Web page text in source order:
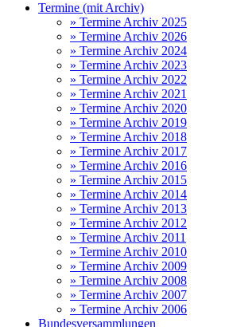
Termine (mit Archiv)
» Termine Archiv 2025
» Termine Archiv 2026
» Termine Archiv 2024
» Termine Archiv 2023
» Termine Archiv 2022
» Termine Archiv 2021
» Termine Archiv 2020
» Termine Archiv 2019
» Termine Archiv 2018
» Termine Archiv 2017
» Termine Archiv 2016
» Termine Archiv 2015
» Termine Archiv 2014
» Termine Archiv 2013
» Termine Archiv 2012
» Termine Archiv 2011
» Termine Archiv 2010
» Termine Archiv 2009
» Termine Archiv 2008
» Termine Archiv 2007
» Termine Archiv 2006
Bundesversammlungen